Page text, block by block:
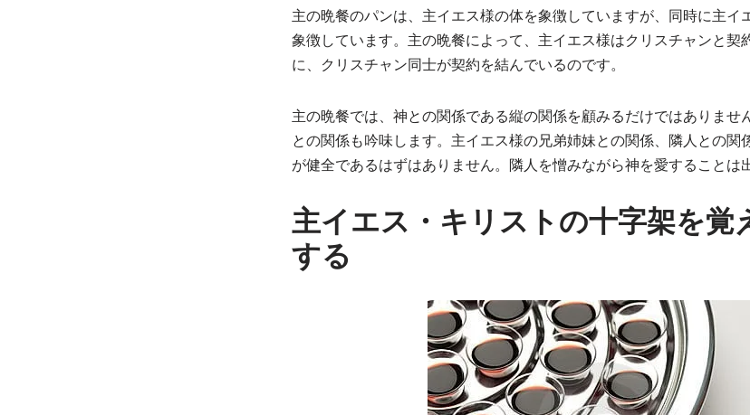
主の晩餐のパンは、主イエス様の体を象徴していますが、同時に主イ
象徴しています。主の晩餐によって、主イエス様はクリスチャンと契
に、クリスチャン同士が契約を結んでいるのです。
主の晩餐では、神との関係である縦の関係を顧みるだけではありませ
との関係も吟味します。主イエス様の兄弟姉妹との関係、隣人との関
が健全であるはずはありません。隣人を憎みながら神を愛することは
主イエス・キリストの十字架を覚
する